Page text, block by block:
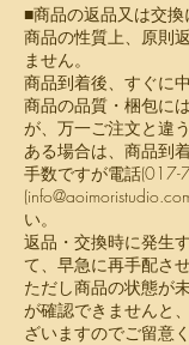
■商品の返品又は交換
商品の性質上、原則
ません。
商品到着後、すぐに
商品の品質・梱包に
が、万一ご注文と違
ある場合は、商品到
手数ですが電話
(
い。
返品・交換時に発生
て、早急に再手配さ
ただし商品の状態が
が確認できませんと
ざいますのでご留意く